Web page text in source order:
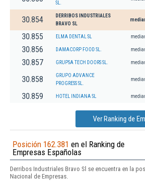
SL.
30.854
DERRIBOS INDUSTRIALES
BRAVO SL
30.855 ELMA DENTAL SL
30.856 DAMACORP FOOD SL.
30.857 GRUPSA TECH DOORS SL.
30.858
GRUPO ADVANCE
PROGRESS SL.
30.859 HOTEL INDIANA SL
Ver Ranking de
Posición 162.381 en el Ranking de
Empresas Españolas
Derribos Industriales Bravo Sl se encuentra en la
Nacional de Empresas.